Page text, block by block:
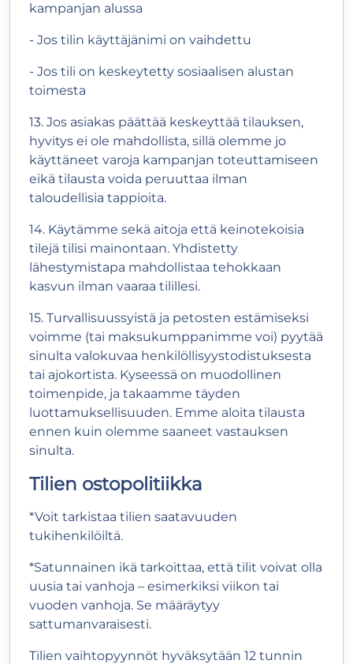
kampanjan alussa
- Jos tilin käyttäjänimi on vaihdettu
- Jos tili on keskeytetty sosiaalisen alustan
toimesta
13. Jos asiakas päättää keskeyttää tilauksen,
hyvitys ei ole mahdollista, sillä olemme jo
käyttäneet varoja kampanjan toteuttamiseen
eikä tilausta voida peruuttaa ilman
taloudellisia tappioita.
14. Käytämme sekä aitoja että keinotekoisia
tilejä tilisi mainontaan. Yhdistetty
lähestymistapa mahdollistaa tehokkaan
kasvun ilman vaaraa tilillesi.
15. Turvallisuussyistä ja petosten estämiseksi
voimme (tai maksukumppanimme voi) pyytää
sinulta valokuvaa henkilöllisyystodistuksesta
tai ajokortista. Kyseessä on muodollinen
toimenpide, ja takaamme täyden
luottamuksellisuuden. Emme aloita tilausta
ennen kuin olemme saaneet vastauksen
sinulta.
Tilien ostopolitiikka
*Voit tarkistaa tilien saatavuuden
tukihenkilöiltä.
*Satunnainen ikä tarkoittaa, että tilit voivat olla
uusia tai vanhoja – esimerkiksi viikon tai
vuoden vanhoja. Se määräytyy
sattumanvaraisesti.
Tilien vaihtopyynnöt hyväksytään 12 tunnin